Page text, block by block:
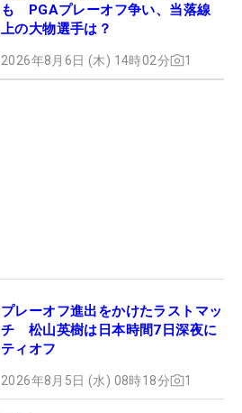
も PGAプレーオフ争い、当落線
上の大物選手は？
2026年8月6日 (木) 14時02分 1
プレーオフ進出をかけたラストマッ
チ 松山英樹は日本時間7日深夜に
ティオフ
2026年8月5日 (水) 08時18分 1